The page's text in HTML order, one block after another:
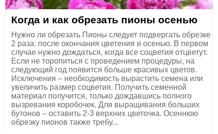
Когда и как обрезать пионы осенью
Нужно ли обрезать Пионы следует подвергать обрезке
2 раза: после окончания цветения и осенью. В первом
случае нужно дождаться, когда все соцветия отцветут.
Если не торопиться с проведением процедуры, на
следующий год появится больше красивых цветов.
Исключения – необходимость вырастить семена или
увеличить размер соцветия. Получить семенной
материал получится, только дождавшись полного
вызревания коробочек. Для выращивания больших
бутонов – оставить 2-3 верхних цветочка. Осеннюю
обрезку пионов также требу...